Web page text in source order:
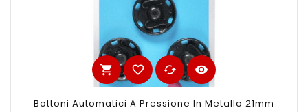
shopping_cart favorite_border cached visibility
Bottoni Automatici A Pressione In Metallo 21mm